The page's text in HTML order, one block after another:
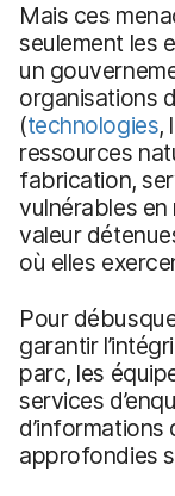
Mais ces
seulement les
un
organisations
(technologies,
ressources
fabrication,
vulnérables
valeur
où elles
Pour
garantir
parc, les
services
d’informations
approfondies